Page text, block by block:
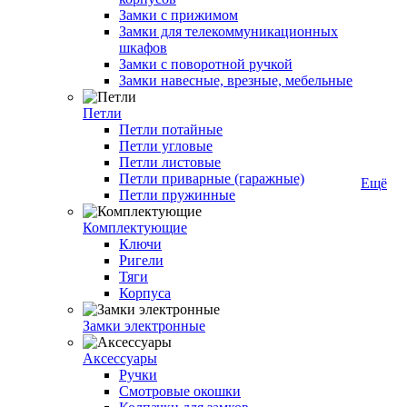
Замки с прижимом
Замки для телекоммуникационных
шкафов
Замки с поворотной ручкой
Замки навесные, врезные, мебельные
Петли
Петли потайные
Петли угловые
Петли листовые
Петли приварные (гаражные)
Петли пружинные
Комплектующие
Ключи
Ригели
Тяги
Корпуса
Замки электронные
Аксессуары
Ручки
Смотровые окошки
Ещё